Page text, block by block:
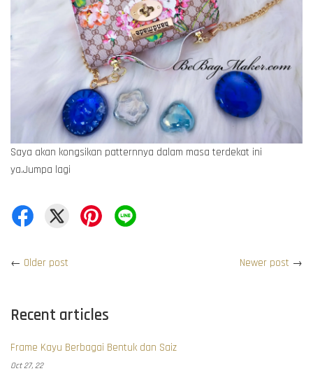
Saya akan kongsikan patternnya dalam masa terdekat ini
ya.Jumpa lagi
← Older post Newer post →
Recent articles
Frame Kayu Berbagai Bentuk dan Saiz
Oct 27, 22